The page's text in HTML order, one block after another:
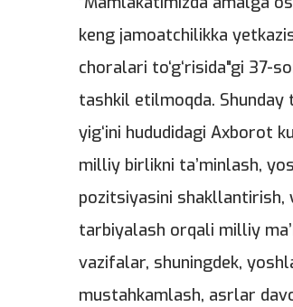
keng jamoatchilikka
choralari to‘g‘risida"gi 37-
tashkil etilmoqda.
yig‘ini hududidagi Axborot
milliy birlikni ta’minlash,
pozitsiyasini
tarbiyalash orqali milliy
vazifalar, shuningdek,
mustahkamlash, asrlar